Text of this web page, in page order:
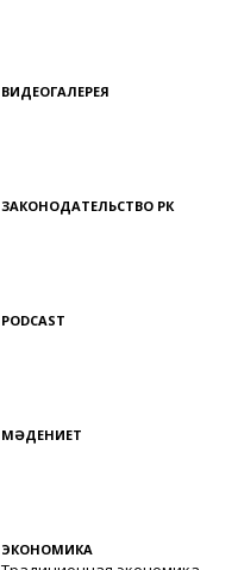
ВИДЕОГАЛЕРЕЯ
ЗАКОНОДАТЕЛЬСТВО РК
PODCAST
МӘДЕНИЕТ
ЭКОНОМИКА